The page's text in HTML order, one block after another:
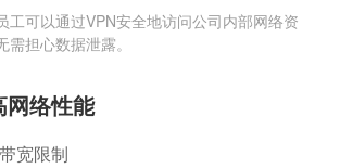
工可以通过VPN安全地访问公司内部网络资
需担心数据泄露。
网络性能
宽限制